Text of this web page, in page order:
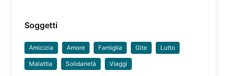
Soggetti
Amicizia Amore Famiglia Gite Lutto
Malattia Solidarietà Viaggi